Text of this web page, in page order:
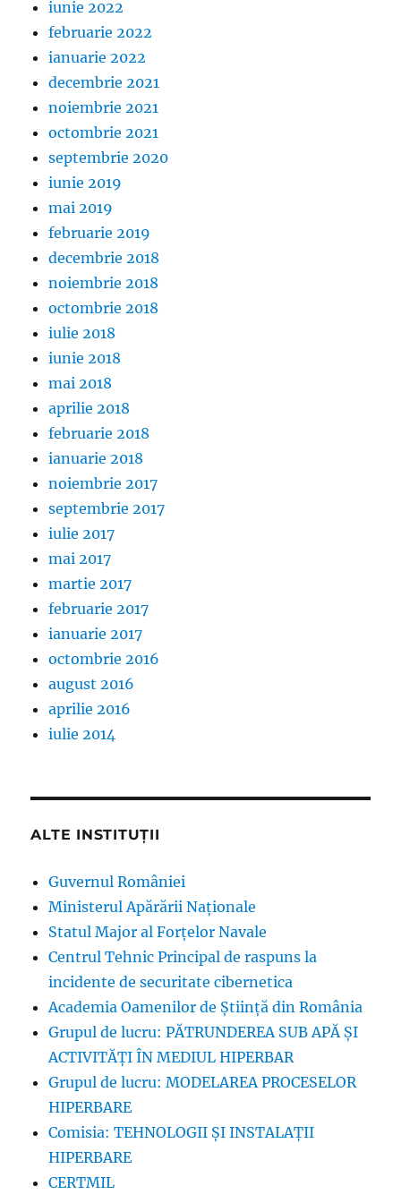
iunie 2022
februarie 2022
ianuarie 2022
decembrie 2021
noiembrie 2021
octombrie 2021
septembrie 2020
iunie 2019
mai 2019
februarie 2019
decembrie 2018
noiembrie 2018
octombrie 2018
iulie 2018
iunie 2018
mai 2018
aprilie 2018
februarie 2018
ianuarie 2018
noiembrie 2017
septembrie 2017
iulie 2017
mai 2017
martie 2017
februarie 2017
ianuarie 2017
octombrie 2016
august 2016
aprilie 2016
iulie 2014
ALTE INSTITUȚII
Guvernul României
Ministerul Apărării Naționale
Statul Major al Forțelor Navale
Centrul Tehnic Principal de raspuns la
incidente de securitate cibernetica
Academia Oamenilor de Știință din România
Grupul de lucru: PĂTRUNDEREA SUB APĂ ŞI
ACTIVITĂŢI ÎN MEDIUL HIPERBAR
Grupul de lucru: MODELAREA PROCESELOR
HIPERBARE
Comisia: TEHNOLOGII ȘI INSTALAȚII
HIPERBARE
CERTMIL